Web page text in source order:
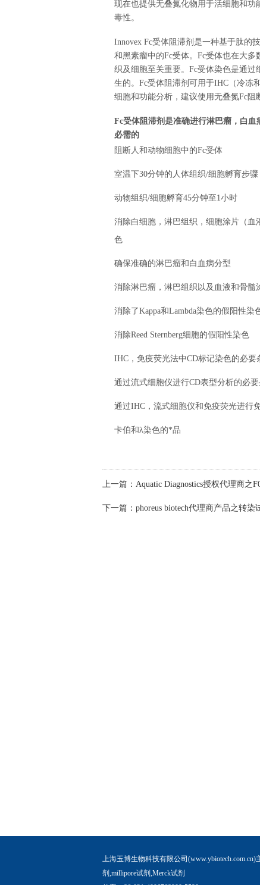
现在也提供无叠氮化物用于活细胞和
毒性。
Innovex Fc受体阻滞剂是一种基于肽的
和黑素瘤中的Fc受体。Fc受体也在大
织及细胞至关重要。Fc受体染色是通
生的。Fc受体阻滞剂可用于IHC（冷冻
细胞和功能分析，建议使用无叠氮Fc阻
Fc受体阻滞剂是准确进行淋巴瘤，白
必需的
阻断人和动物细胞中的Fc受体
室温下30分钟的人体组织/细胞孵育步骤
动物组织/细胞孵育45分钟至1小时
消除白细胞，淋巴组织，细胞涂片（血
色
确保准确的淋巴瘤和白血病分型
消除淋巴瘤，淋巴组织以及血液和骨髓
消除了Kappa和Lambda染色的假阳性染
消除Reed Sternberg细胞的假阳性染色
IHC，免疫荧光法中CD标记染色的必要
通过流式细胞仪进行CD表型分析的必
通过IHC，流式细胞仪和免疫荧光进行
卡伯和λ染色的*品
上一篇： Aquatic Diagnostics授权代理商之
下一篇： phoreus biotech代理商产品之转染
上海玉博生物科技有限公司(www.ybiotech.com.cn)
剂,millipore试剂,Merck试剂